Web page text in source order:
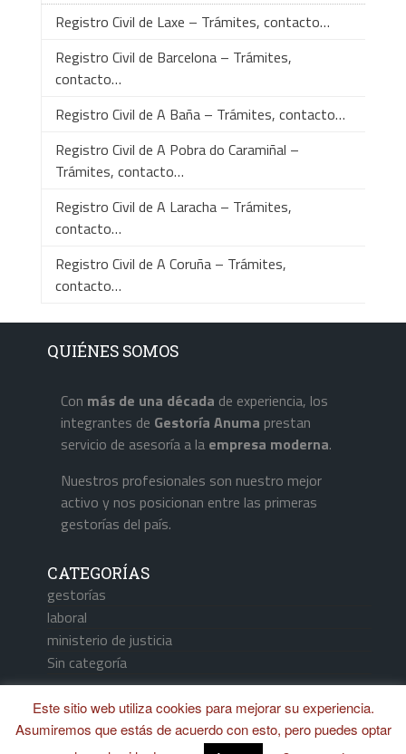
Registro Civil de Laxe – Trámites, contacto…
Registro Civil de Barcelona – Trámites,
contacto…
Registro Civil de A Baña – Trámites, contacto…
Registro Civil de A Pobra do Caramiñal –
Trámites, contacto…
Registro Civil de A Laracha – Trámites,
contacto…
Registro Civil de A Coruña – Trámites,
contacto…
QUIÉNES SOMOS
Con más de una década de experiencia, los
integrantes de Gestoría Anuma prestan
servicio de asesoría a la empresa moderna.
Nuestros profesionales son nuestro mejor
activo y nos posicionan entre las primeras
gestorías del país.
CATEGORÍAS
gestorías
laboral
ministerio de justicia
Sin categoría
Aviso Legal / Política de Cookies
Este sitio web utiliza cookies para mejorar su experiencia.
Asumiremos que estás de acuerdo con esto, pero puedes optar